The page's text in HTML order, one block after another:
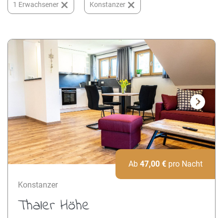
1 Erwachsener Konstanzer
Next
Konstanzer
Thaler Höhe
Ab 47,00 €pro Nacht